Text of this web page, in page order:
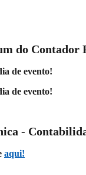
do Contador
de evento!
de evento!
-
aqui!